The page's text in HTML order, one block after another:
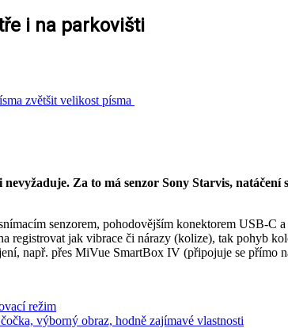
i na parkovišti
zvětšit velikost písma
Za to má senzor Sony Starvis,
senzorem, pohodovějším konektorem USB-C
registrovat jak vibrace či nárazy (kolize), tak pohyb
např. přes MiVue SmartBox IV (připojuje se přímo
režim
výborný obraz, hodně zajímavé vlastnosti